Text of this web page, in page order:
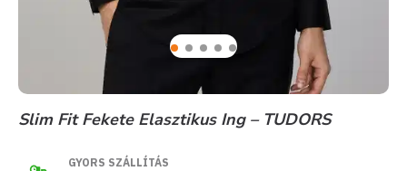
Slim Fit Fekete Elasztikus Ing – TUDORS
GYORS SZÁLLÍTÁS